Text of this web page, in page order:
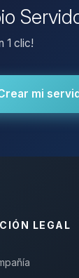
1 clic!
mi
LEGAL